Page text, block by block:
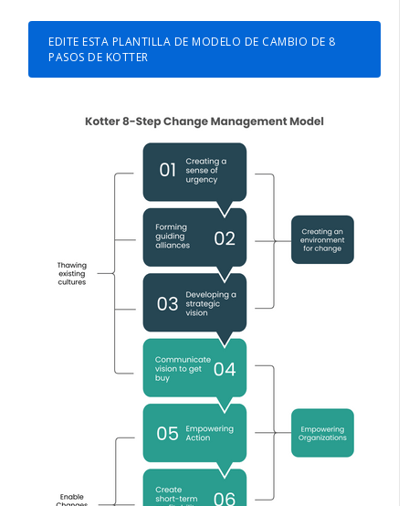
EDITE ESTA PLANTILLA DE MODELO DE CAMBIO DE 8
PASOS DE KOTTER